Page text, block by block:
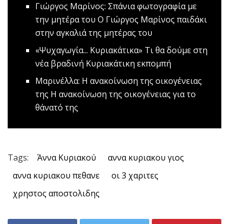
Γιώργος Μαρίνος: Σπάνια φωτογραφία με
την μητέρα του Ο Γιώργος Μαρίνος παιδάκι
στην αγκαλιά της μητέρας του
«Ψυχαγωγία... Κυριακάτικα» Tι θα δούμε στη
νέα βραδινή Κυριακάτικη εκπομπή
Μαρινέλλα: Η ανακοίνωση της οικογένειας
της Η ανακοίνωση της οικογένειας για το
θάνατό της
Tags: Άννα Κυριακού
αννα κυριακου γιος
αννα κυριακου πεθανε
οι 3 χαριτες
χρηστος αποστολιδης